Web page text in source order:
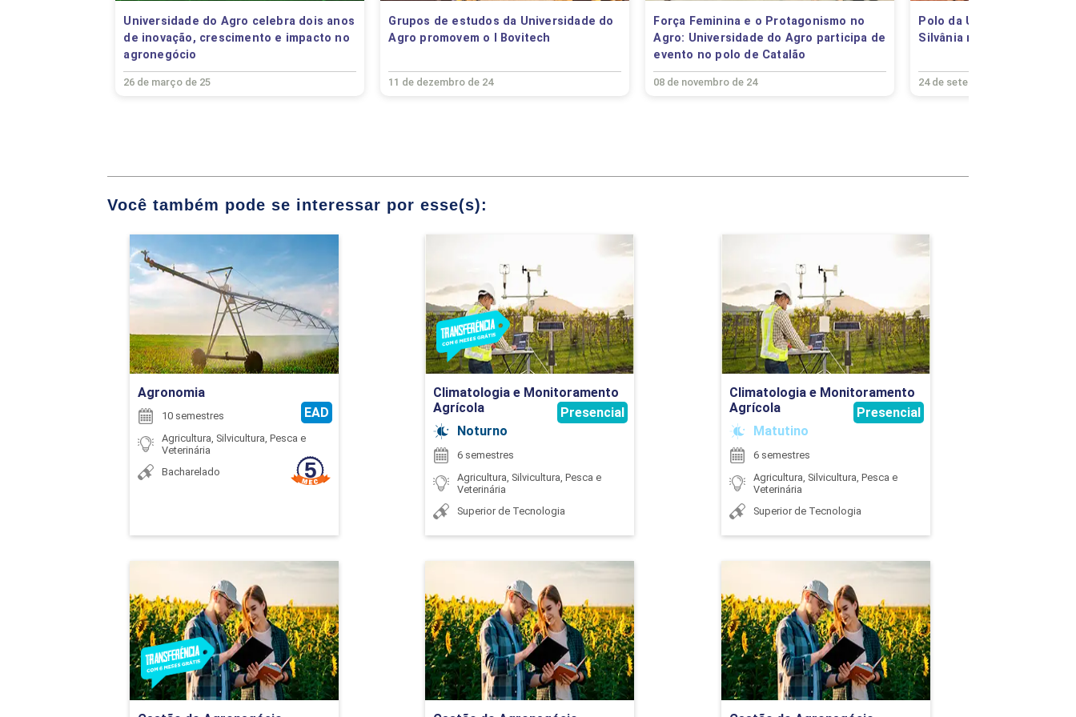
COMPONENTE OPTATIVO 48
CONTABILIDADE BÁSICA 84
CONTABILIDADE NO AGRONEGÓCIO 54
FELICIDADE E BEM-ESTAR
FUNDAMENTOS DO COMÉRCIO EXTERIOR 54
GESTÃO DA CADEIA DE SUPRIMENTOS 54
GESTÃO DE ASSOCIAÇÕES E COOPERATIVAS AGROPECUÁRIAS 54
GESTÃO DE CUSTOS E ESTRATÉGIAS DE PRECIFICAÇÃO NO
AGRONEGÓCIO
66
GESTÃO DE EMPRESAS RURAIS 84
GESTÃO DE RECURSOS NATURAIS E ENERGIAS RENOVÁVEIS 54
GESTÃO LOGÍSTICA 54
INFORMÁTICA APLICADA 54
INOVAÇÃO E PRATICAS DE EXTENSÃO RURAL NO AGRONEGÓCIO 154
INSTITUIÇÕES DO DIREITO 78
INTEGRAÇÃO AGRICULTURA E PECUÁRIA DE PRECISÃO 42
Universidade do Agro celebra dois anos
de inovação, crescimento e impacto no
agronegócio
26 de março de 25
Grupos de estudos da Universidade do
Agro promovem o I Bovitech
11 de dezembro de 24
Força Feminina e o Protagonismo no
Agro: Universidade do Agro participa de
evento no polo de Catalão
08 de novembro de 24
Polo da Universidade do
Silvânia realiza 3° dia de
24 de setembro de 24
Você também pode se interessar por esse(s):
Agronomia
EAD
10 semestres
Agricultura, Silvicultura, Pesca e
Veterinária
Bacharelado
Agronomia
Detalhes do curso
Ir para Inscrição
Climatologia e Monitoramento
Agrícola
Noturno
Presencial
6 semestres
Agricultura, Silvicultura, Pesca e
Veterinária
Superior de Tecnologia
Climatologia e
Monitoramento Agrícola
Detalhes do curso
Ir para Inscrição
Climatologia e Monitoramento
Agrícola
Matutino
Presencial
6 semestres
Agricultura, Silvicultura, Pesca e
Veterinária
Superior de Tecnologia
Climatologia e
Monitoramento Agrícola
Detalhes do curso
Ir para Inscrição
Gestão do Agronegócio
Detalhes do curso
Ir para Inscrição
Gestão do Agronegócio
Detalhes do curso
Ir para Inscrição
Gestão do Agronegócio
Detalhes do curso
Ir para Inscrição